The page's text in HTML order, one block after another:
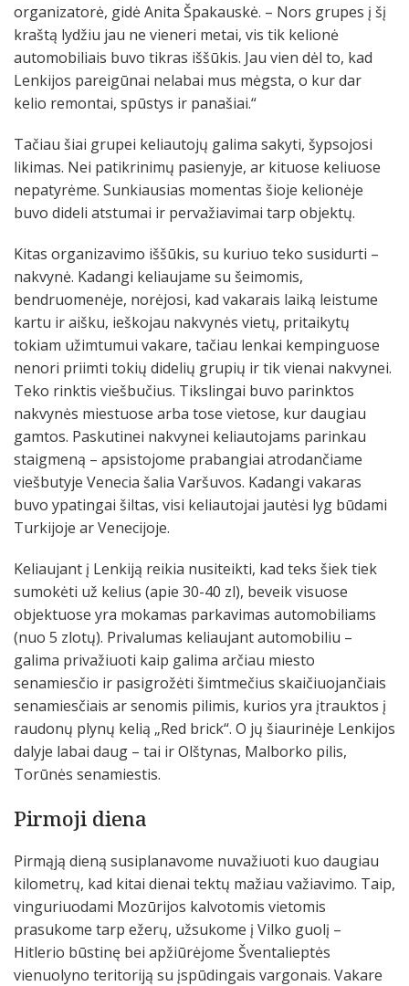
organizatorė, gidė Anita Špakauskė. – Nors grupes į šį
kraštą lydžiu jau ne vieneri metai, vis tik kelionė
automobiliais buvo tikras iššūkis. Jau vien dėl to, kad
Lenkijos pareigūnai nelabai mus mėgsta, o kur dar
kelio remontai, spūstys ir panašiai.“
Tačiau šiai grupei keliautojų galima sakyti, šypsojosi
likimas. Nei patikrinimų pasienyje, ar kituose keliuose
nepatyrėme. Sunkiausias momentas šioje kelionėje
buvo dideli atstumai ir pervažiavimai tarp objektų.
Kitas organizavimo iššūkis, su kuriuo teko susidurti –
nakvynė. Kadangi keliaujame su šeimomis,
bendruomenėje, norėjosi, kad vakarais laiką leistume
kartu ir aišku, ieškojau nakvynės vietų, pritaikytų
tokiam užimtumui vakare, tačiau lenkai kempinguose
nenori priimti tokių didelių grupių ir tik vienai nakvynei.
Teko rinktis viešbučius. Tikslingai buvo parinktos
nakvynės miestuose arba tose vietose, kur daugiau
gamtos. Paskutinei nakvynei keliautojams parinkau
staigmeną – apsistojome prabangiai atrodančiame
viešbutyje Venecia šalia Varšuvos. Kadangi vakaras
buvo ypatingai šiltas, visi keliautojai jautėsi lyg būdami
Turkijoje ar Venecijoje.
Keliaujant į Lenkiją reikia nusiteikti, kad teks šiek tiek
sumokėti už kelius (apie 30-40 zl), beveik visuose
objektuose yra mokamas parkavimas automobiliams
(nuo 5 zlotų). Privalumas keliaujant automobiliu –
galima privažiuoti kaip galima arčiau miesto
senamiesčio ir pasigrožėti šimtmečius skaičiuojančiais
senamiesčiais ar senomis pilimis, kurios yra įtrauktos į
raudonų plynų kelią „Red brick“. O jų šiaurinėje Lenkijos
dalyje labai daug – tai ir Olštynas, Malborko pilis,
Torūnės senamiestis.
Pirmoji diena
Pirmąją dieną susiplanavome nuvažiuoti kuo daugiau
kilometrų, kad kitai dienai tektų mažiau važiavimo. Taip,
vinguriuodami Mozūrijos kalvotomis vietomis
prasukome tarp ežerų, užsukome į Vilko guolį –
Hitlerio būstinę bei apžiūrėjome Šventalieptės
vienuolyno teritoriją su įspūdingais vargonais. Vakare